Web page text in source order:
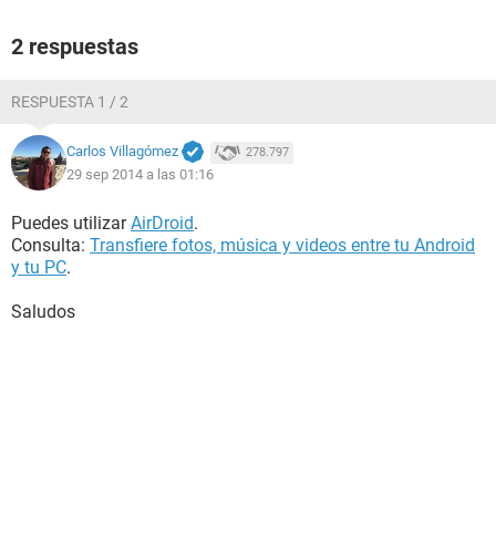
2 respuestas
RESPUESTA 1 / 2
Carlos Villagómez 278.797
29 sep 2014 a las 01:16
Puedes utilizarAirDroid.
Consulta: Transfiere fotos, música y videos entre tu Android
y tu PC.
Saludos